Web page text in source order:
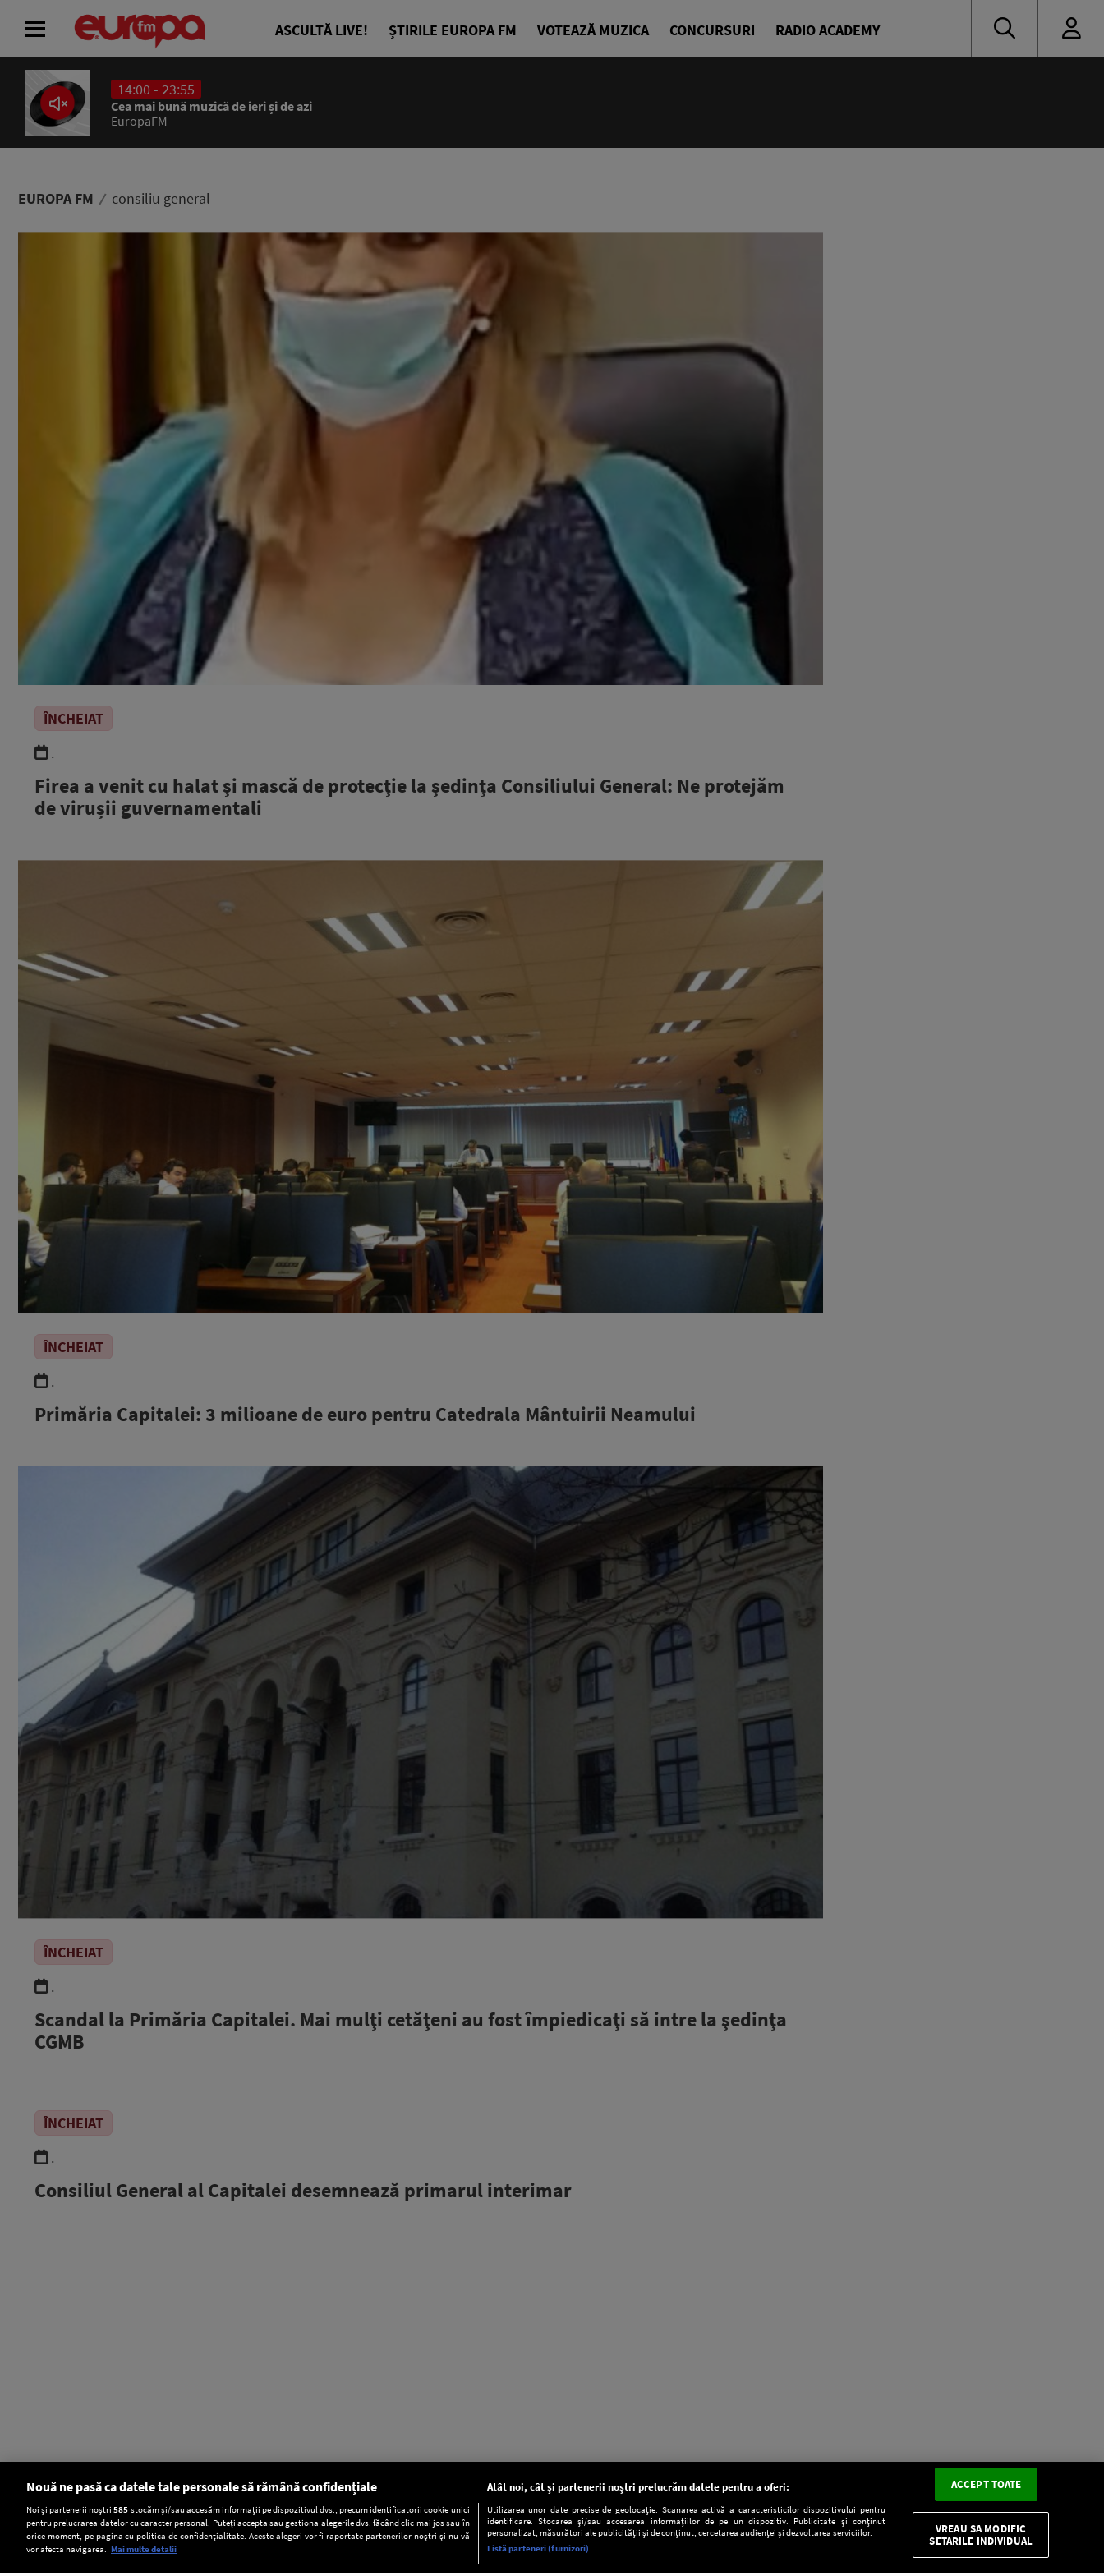
CONFIDENŢIALITATE
ASCULTĂ LIVE! ȘTIRILE EUROPA FM VOTEAZĂ MUZICA CONCURSURI RADIO ACADEMY
14:00 - 23:55
Cea mai bună muzică de ieri și de azi
EuropaFM
EUROPA FM consiliu general
ÎNCHEIAT
.
Firea a venit cu halat și mască de protecție la ședința Consiliului General: Ne protejăm
de virușii guvernamentali
ÎNCHEIAT
.
Primăria Capitalei: 3 milioane de euro pentru Catedrala Mântuirii Neamului
ÎNCHEIAT
.
Scandal la Primăria Capitalei. Mai mulţi cetăţeni au fost împiedicaţi să intre la şedinţa
CGMB
ÎNCHEIAT
.
Consiliul General al Capitalei desemnează primarul interimar
ACASĂ
ȘTIRI
Setări:
Dark Mode
Nouă ne pasă ca datele tale personale să rămână confidențiale
Noi și partenerii noștri585 stocăm și/sau accesăm informații pe dispozitivul dvs., precum identificatorii cookie unici
pentru prelucrarea datelor cu caracter personal. Puteți accepta sau gestiona alegerile dvs. făcând clic mai jos sau în
orice moment, pe pagina cu politica de confidențialitate. Aceste alegeri vor fi raportate partenerilor noștri și nu vă
vor afecta navigarea. Mai multe detalii
Atât noi, cât și partenerii noștri prelucrăm datele pentru a oferi:
Utilizarea unor date precise de geolocație. Scanarea activă a caracteristicilor dispozitivului pentru
identificare. Stocarea și/sau accesarea informațiilor de pe un dispozitiv. Publicitate și conținut
personalizat, măsurători ale publicității și de conținut, cercetarea audienței și dezvoltarea serviciilor.
Listă parteneri (furnizori)
ACCEPT TOATE
VREAU SA MODIFIC
SETARILE INDIVIDUAL